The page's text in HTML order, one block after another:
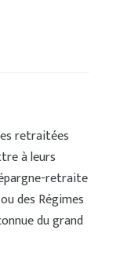
retraitées
à leurs
retraite
des Régimes
du grand